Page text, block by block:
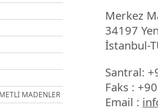
MADENLER
Merkez
34197
İstanbul-
Santral:
Faks :
Email :